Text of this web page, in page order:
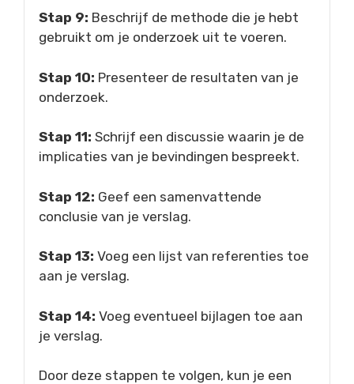
Stap 9: Beschrijf de methode die je hebt
gebruikt om je onderzoek uit te voeren.
Stap 10: Presenteer de resultaten van je
onderzoek.
Stap 11: Schrijf een discussie waarin je de
implicaties van je bevindingen bespreekt.
Stap 12: Geef een samenvattende
conclusie van je verslag.
Stap 13: Voeg een lijst van referenties toe
aan je verslag.
Stap 14: Voeg eventueel bijlagen toe aan
je verslag.
Door deze stappen te volgen, kun je een